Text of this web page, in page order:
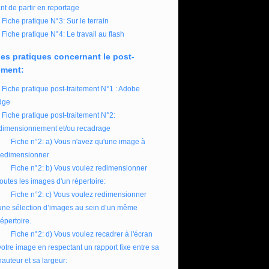
de partir en reportage
Fiche pratique N°3: Sur le terrain
Fiche pratique N°4: Le travail au flash
pratiques concernant le post-
Fiche pratique post-traitement N°1 : Adobe
Fiche pratique post-traitement N°2:
et/ou recadrage
Fiche n°2: a) Vous n'avez qu'une image à
Fiche n°2: b) Vous voulez redimensionner
les images d'un répertoire:
Fiche n°2: c) Vous voulez redimensionner
sélection d’images au sein d’un même
Fiche n°2: d) Vous voulez recadrer à l'écran
image en respectant un rapport fixe entre sa
et sa largeur: